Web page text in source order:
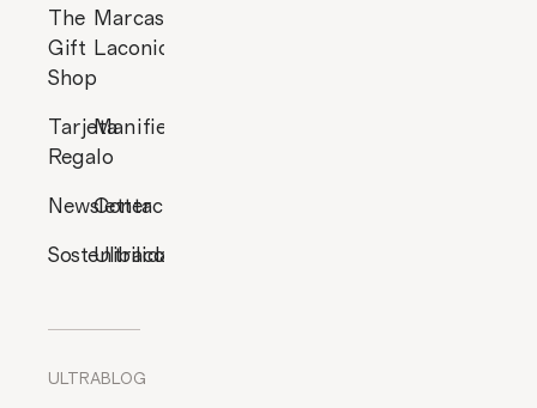
The
Gift
Shop
Marcas
Laconicum
Tarjeta
Regalo
Manifiesto
Newsletter
Contacto
Sostenibilidad
Ultracosmética
ULTRABLOG